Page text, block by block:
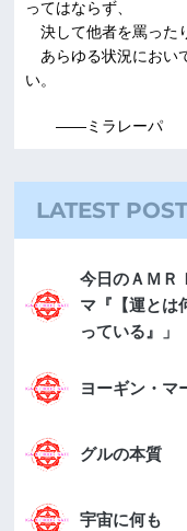
ってはならず、
決して他者を罵った
あらゆる状況におい
い。
――ミラレーパ
LATEST
今日のＡＭＲ
マ『【運とは
っている』」
ヨーギン・マ
グルの本質
宇宙に何も